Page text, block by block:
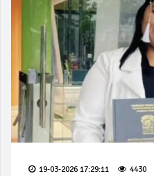
19-03-2026 17:29:11 4430